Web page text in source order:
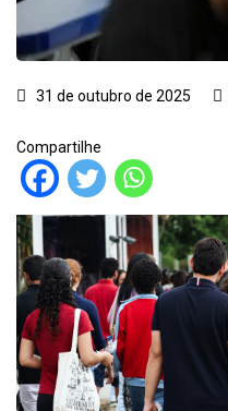
31 de outubro de 2025
Compartilhe